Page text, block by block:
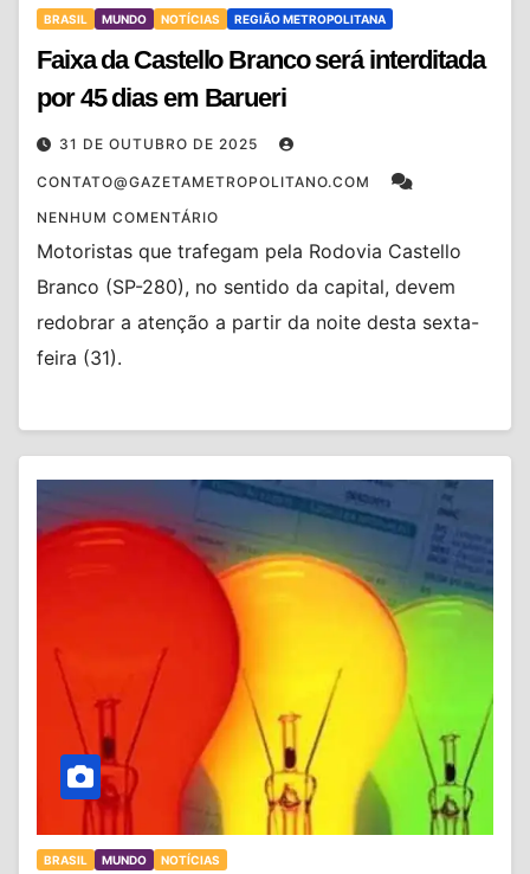
BRASIL MUNDO NOTÍCIAS REGIÃO METROPOLITANA
Faixa da Castello Branco será interditada
por 45 dias em Barueri
31 DE OUTUBRO DE 2025
CONTATO@GAZETAMETROPOLITANO.COM
NENHUM COMENTÁRIO
Motoristas que trafegam pela Rodovia Castello
Branco (SP-280), no sentido da capital, devem
redobrar a atenção a partir da noite desta sexta-
feira (31).
BRASIL MUNDO NOTÍCIAS